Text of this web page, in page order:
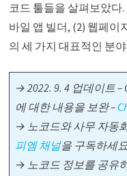
코드 툴들을 살펴보았다
바일 앱 빌더, (2) 웹페이
의 세 가지 대표적인 분
→ 2022. 9. 4 업데이트 –
에 대한 내용을 보완 –
→ 노코드와 사무 자동
피엠 채널을 구독하세
→ 노코드 정보를 공유